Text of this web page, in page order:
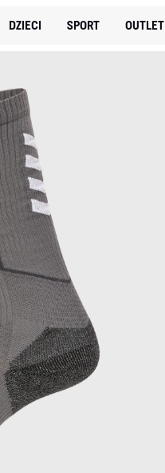
DZIECI SPORT OUTLET